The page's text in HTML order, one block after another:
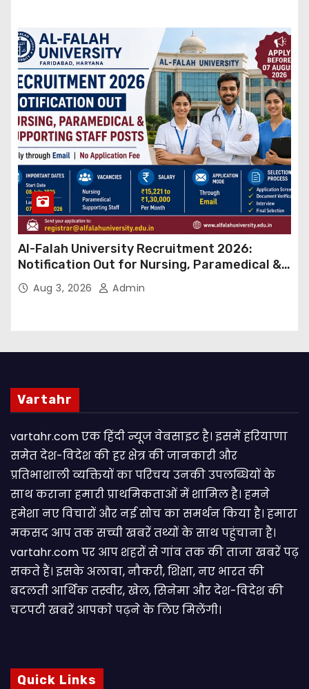
Al-Falah University Recruitment 2026:
Notification Out for Nursing, Paramedical &
Supporting Staff Posts, Apply Through Email
Aug 3, 2026 Admin
Vartahr
vartahr.com एक हिंदी न्यूज वेबसाइट है। इसमें हरियाणा
समेत देश-विदेश की हर क्षेत्र की जानकारी और
प्रतिभाशाली व्यक्तियों का परिचय उनकी उपलब्धियों के
साथ कराना हमारी प्राथमिकताओं में शामिल है। हमने
हमेशा नए विचारों और नई सोच का समर्थन किया है। हमारा
मकसद आप तक सच्ची खबरें तथ्यों के साथ पहुंचाना है।
vartahr.com पर आप शहरों से गांव तक की ताजा खबरें पढ़
सकते हैं। इसके अलावा, नौकरी, शिक्षा, नए भारत की
बदलती आर्थिक तस्वीर, खेल, सिनेमा और देश-विदेश की
चटपटी खबरें आपकाे पढ़ने के लिए मिलेंगी।
Quick Links